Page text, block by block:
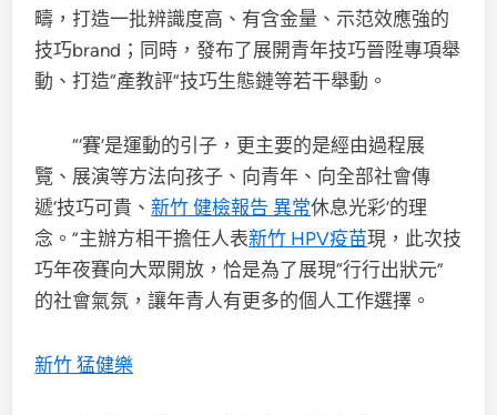
疇，打造一批辨識度高、有含金量、示范效應強的
技巧brand；同時，發布了展開青年技巧晉陞專項舉
動、打造“產教評”技巧生態鏈等若干舉動。
“‘賽’是運動的引子，更主要的是經由過程展
覽、展演等方法向孩子、向青年、向全部社會傳
遞‘技巧可貴、新竹 健檢報告 異常休息光彩’的理
念。”主辦方相干擔任人表新竹 HPV疫苗現，此次技
巧年夜賽向大眾開放，恰是為了展現“行行出狀元”
的社會氣氛，讓年青人有更多的個人工作選擇。
新竹 猛健樂